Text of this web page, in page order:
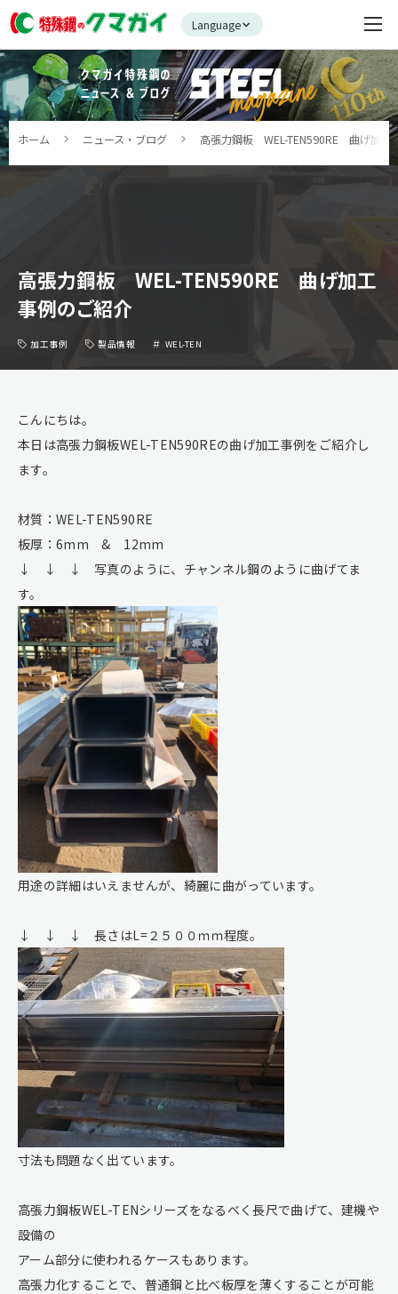
Language
ホーム ニュース・ブログ 高張力鋼板 WEL-TEN590RE 曲げ加工
高張力鋼板 WEL-TEN590RE 曲げ加工
事例のご紹介
加工事例 製品情報 WEL-TEN
こんにちは。
本日は高張力鋼板WEL-TEN590REの曲げ加工事例をご紹介し
ます。
材質：WEL-TEN590RE
板厚：6mm & 12mm
↓ ↓ ↓ 写真のように、チャンネル鋼のように曲げてま
す。
用途の詳細はいえませんが、綺麗に曲がっています。
↓ ↓ ↓ 長さはL=２５００ｍｍ程度。
寸法も問題なく出ています。
高張力鋼板WEL-TENシリーズをなるべく長尺で曲げて、建機や
設備の
アーム部分に使われるケースもあります。
高張力化することで、普通鋼と比べ板厚を薄くすることが可能